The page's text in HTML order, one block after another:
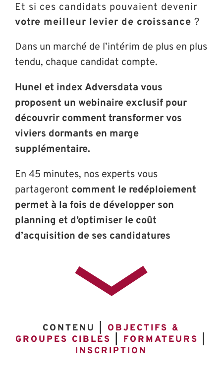
Et si ces candidats pouvaient devenir
votre meilleur levier de croissance ?
Dans un marché de l’intérim de plus en plus
tendu, chaque candidat compte.
Hunel et index Adversdata vous
proposent un webinaire exclusif pour
découvrir comment transformer vos
viviers dormants en marge
supplémentaire.
En 45 minutes, nos experts vous
partageront comment le redéploiement
permet à la fois de développer son
planning et d’optimiser le coût
d’acquisition de ses candidatures
CONTENU | OBJECTIFS &
GROUPES CIBLES
FORMATEURS
INSCRIPTION